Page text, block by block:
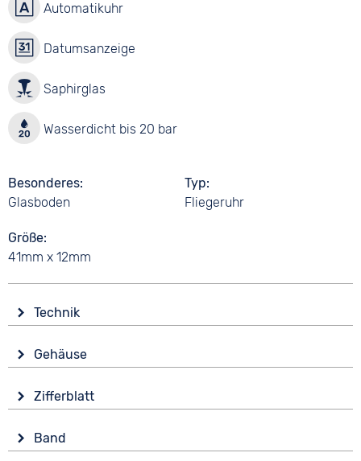
Automatikuhr
Datumsanzeige
Saphirglas
Wasserdicht bis 20 bar
Besonderes
Glasboden
Typ
Fliegeruhr
Größe
41mm x 12mm
Technik
Automatik
Funktionen
Datumsanzeige
Wochentagsanzeige
Gehäuse
Saphirglas
Form
Rund
Zifferblatt
Analog
Band